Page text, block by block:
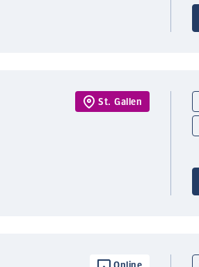
St. Gallen